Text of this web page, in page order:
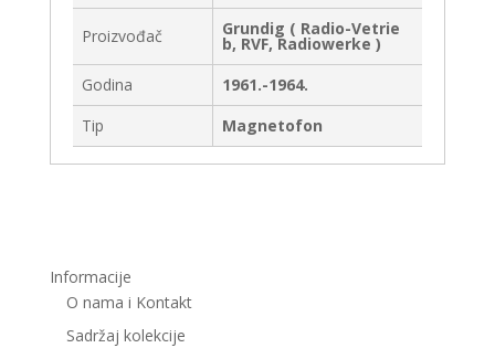
Proizvođač Grundig ( Radio-Vetrie
b, RVF, Radiowerke )
Godina
1961.-1964.
Tip
Magnetofon
Informacije
O nama i Kontakt
Sadržaj kolekcije